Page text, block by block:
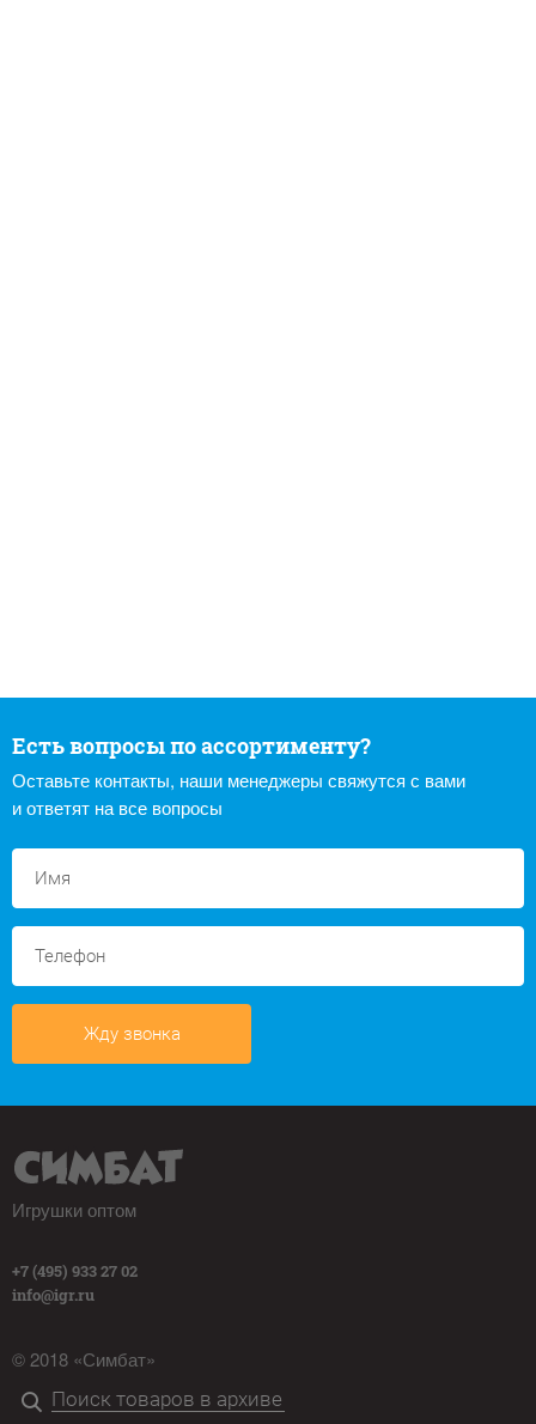
Есть вопросы по ассортименту?
Оставьте контакты, наши менеджеры свяжутся с вами
и ответят на все вопросы
Жду звонка
Игрушки оптом
+7 (495) 933 27 02
info@igr.ru
© 2018 «Симбат»